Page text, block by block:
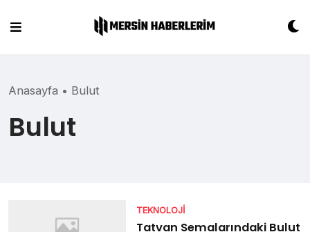
content
Anasayfa • Bulut
Bulut
TEKNOLOJI
Tatvan Semalarındaki Bulut